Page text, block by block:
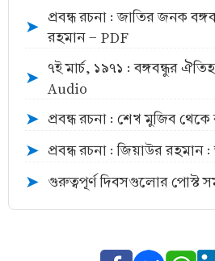
➤
প্রবন্ধ রচনা : জাতির জনক
রহমান - PDF
➤
৭ই মার্চ, ১৯৭১ : বঙ্গবন্ধুর
Audio
➤ প্রবন্ধ রচনা : শেখ মুজিব থেকে
➤ প্রবন্ধ রচনা : জিয়াউর
➤ গুরুত্বপূর্ণ দিবসগুলোর পোস্ট